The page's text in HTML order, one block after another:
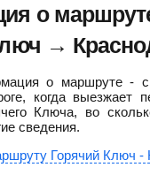
о
→
о маршруте -
когда выезжает
Ключа, во
сведения.
Горячий Ключ -